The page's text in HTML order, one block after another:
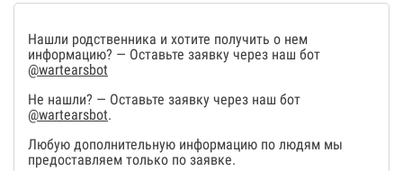
Нашли родственника и хотите получить о нем
информацию? — Оставьте заявку через наш бот
@wartearsbot
Не нашли? — Оставьте заявку через наш бот
@wartearsbot.
Любую дополнительную информацию по людям мы
предоставляем только по заявке.